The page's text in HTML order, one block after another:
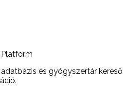
és gyógyszertár kereső